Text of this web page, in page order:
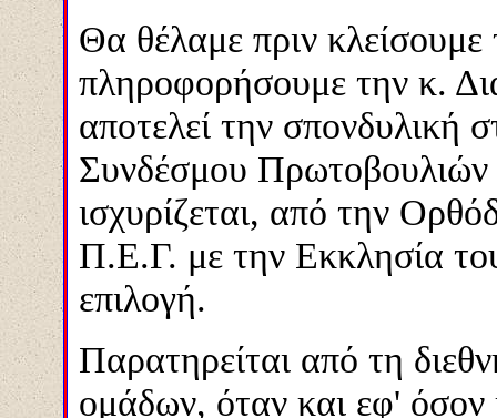
Θα θέλαμε πριν
πληροφορήσουμε την κ.
αποτελεί την σπονδυλική
Συνδέσμου Πρωτοβουλιών
ισχυρίζεται, από την
Π.Ε.Γ. με την Εκκλησία
επιλογή.
Παρατηρείται από τη
ομάδων, όταν και εφ'